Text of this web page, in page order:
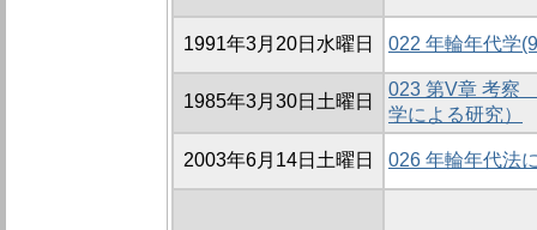
1991年3月20日水曜日 022 年輪年代学
1985年3月30日土曜日
023 第V章 考察
学による研究）
2003年6月14日土曜日 026 年輪年代法